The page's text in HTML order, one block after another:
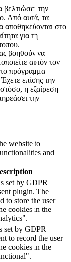
βελτιώσει την
Από αυτά, τα
αποθηκεύονται στο
για τη
βοηθούν να
αυτόν τον
πρόγραμμα
επίσης την
η εξαίρεση
την
website to
and
set by GDPR
plugin. The
to store the user
cookies in the
set by GDPR
to record the user
cookies in the